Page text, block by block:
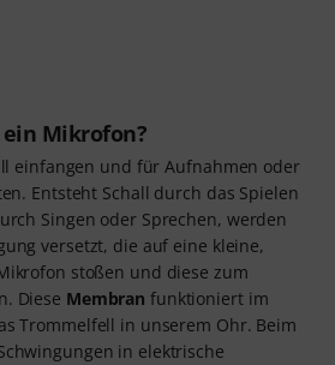
Mikrofon?
einfangen und für Aufnahmen oder
Entsteht Schall durch das Spielen
Singen oder Sprechen, werden
versetzt, die auf eine kleine,
stoßen und diese zum
Diese Membran funktioniert im
Trommelfell in unserem Ohr. Beim
in elektrische